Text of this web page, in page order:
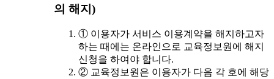
의 해지)
① 이용자가 서비스 이용계약을 해지하고자
하는 때에는 온라인으로 교육정보원에 해지
신청을 하여야 합니다.
② 교육정보원은 이용자가 다음 각 호에 해당